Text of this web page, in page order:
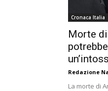
Cronaca Italia
Morte
Redazione
La morte di